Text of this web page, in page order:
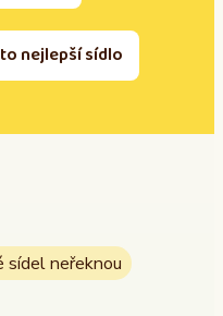
nejlepší sídlo
neřeknou